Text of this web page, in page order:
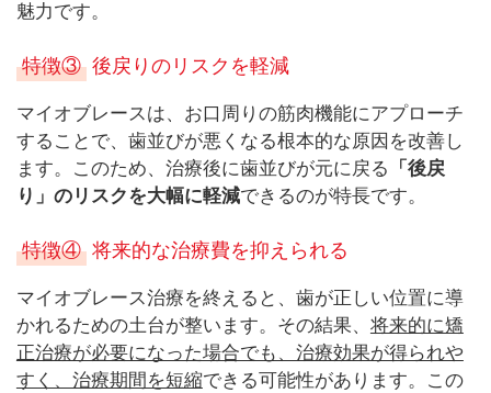
魅力です。
特徴③ 後戻りのリスクを軽減
マイオブレースは、お口周りの筋肉機能にアプローチ
することで、歯並びが悪くなる根本的な原因を改善し
ます。このため、治療後に歯並びが元に戻る
「後戻
り」のリスクを大幅に軽減できるのが特長です。
特徴④ 将来的な治療費を抑えられる
マイオブレース治療を終えると、歯が正しい位置に導
かれるための土台が整います。その結果、 将来的に矯
正治療が必要になった場合でも、治療効果が得られや
すく、治療期間を短縮できる可能性があります。この